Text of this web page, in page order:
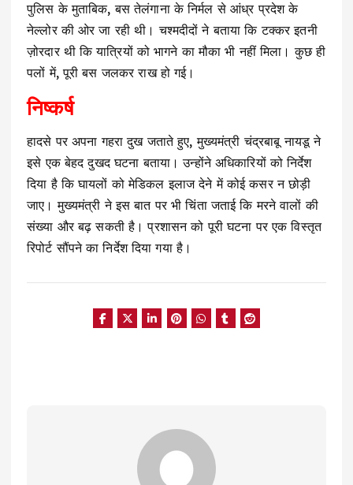
पुलिस के मुताबिक, बस तेलंगाना के निर्मल से आंध्र प्रदेश के
नेल्लोर की ओर जा रही थी। चश्मदीदों ने बताया कि टक्कर इतनी
ज़ोरदार थी कि यात्रियों को भागने का मौका भी नहीं मिला। कुछ ही
पलों में, पूरी बस जलकर राख हो गई।
निष्कर्ष
हादसे पर अपना गहरा दुख जताते हुए, मुख्यमंत्री चंद्रबाबू नायडू ने
इसे एक बेहद दुखद घटना बताया। उन्होंने अधिकारियों को निर्देश
दिया है कि घायलों को मेडिकल इलाज देने में कोई कसर न छोड़ी
जाए। मुख्यमंत्री ने इस बात पर भी चिंता जताई कि मरने वालों की
संख्या और बढ़ सकती है। प्रशासन को पूरी घटना पर एक विस्तृत
रिपोर्ट सौंपने का निर्देश दिया गया है।